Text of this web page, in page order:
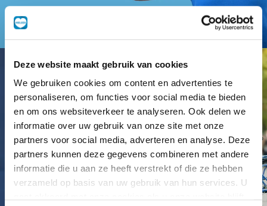
Deze website maakt gebruik van cookies
We gebruiken cookies om content en advertenties te
personaliseren, om functies voor social media te bieden
en om ons websiteverkeer te analyseren. Ook delen we
informatie over uw gebruik van onze site met onze
partners voor social media, adverteren en analyse. Deze
partners kunnen deze gegevens combineren met andere
informatie die u aan ze heeft verstrekt of die ze hebben
verzameld op basis van uw gebruik van hun services. U